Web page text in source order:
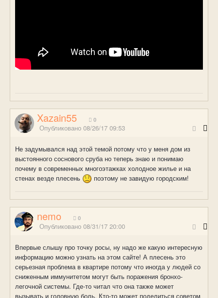
Xazain55 0
Опубликовано 08/26/17 09:53
Не задумывался над этой темой потому что у меня дом из
выстоянного соснового сруба но теперь знаю и понимаю
почему в современных многоэтажках холодное жилье и на
стенах везде плесень
поэтому не завидую городским!
nemo 0
Опубликовано 08/31/17 20:00
Впервые слышу про точку росы, ну надо же какую интересную
информацию можно узнать на этом сайте! А плесень это
серьезная проблема в квартире потому что иногда у людей со
сниженным иммунитетом могут быть поражения бронхо-
легочной системы. Где-то читал что она также может
вызывать и головную боль. Кто-то может поделиться советом